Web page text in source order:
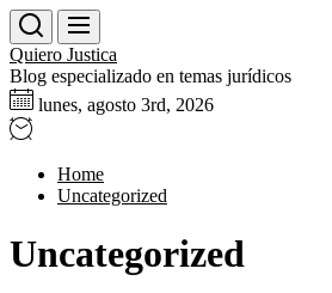
Skip
to
the
content
Quiero Justica
Blog especializado en temas jurídicos
lunes, agosto 3rd, 2026
Home
Uncategorized
Uncategorized